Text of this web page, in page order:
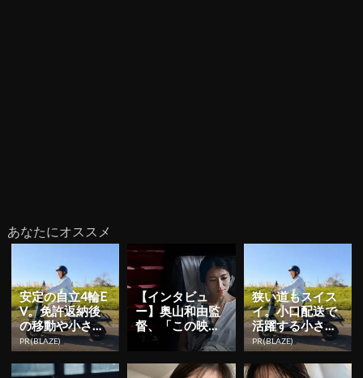
あなたにオススメ
安定の自立4輪E
V。免許返納後
の移動や小さな
軽トラ代わりに
PR(BLAZE)
【インタビュ
ー】奥山和由監
督、「この映画
があることで魂
が救われたと思
ってくれる方...
狭い道もスイス
イ。小口配送で
活躍する小さな
軽トラ感覚EV
PR(BLAZE)